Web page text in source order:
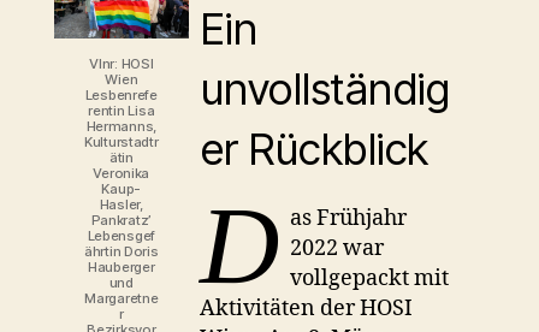
Vlnr: HOSI
Wien
Lesbenrefe
rentin Lisa
Hermanns,
Kulturstadtr
ätin
Veronika
Kaup-
Hasler,
Pankratz’
Lebensgef
ährtin Doris
Hauberger
und
Margaretne
r
Ein
unvollständig
er Rückblick
D as Frühjahr
2022 war
vollgepackt mit
Aktivitäten der HOSI